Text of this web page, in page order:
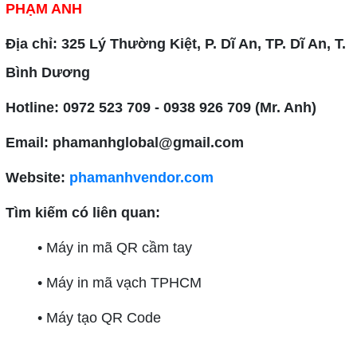
PHẠM ANH
Địa chỉ: 325 Lý Thường Kiệt, P. Dĩ An, TP. Dĩ An, T.
Bình Dương
Hotline: 0972 523 709 - 0938 926 709 (Mr. Anh)
Email: phamanhglobal@gmail.com
Website: phamanhvendor.com
Tìm kiếm có liên quan:
• Máy in mã QR cầm tay
• Máy in mã vạch TPHCM
• Máy tạo QR Code